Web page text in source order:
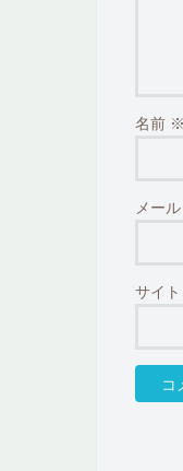
名前 ※
メール
サイト